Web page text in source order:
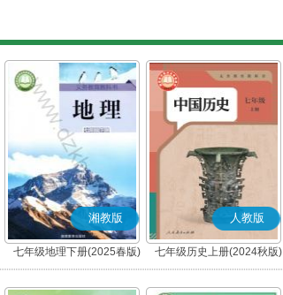
湘教版
七年级地理下册(2025春版)
人教版
七年级历史上册(2024秋版)
(部编版)